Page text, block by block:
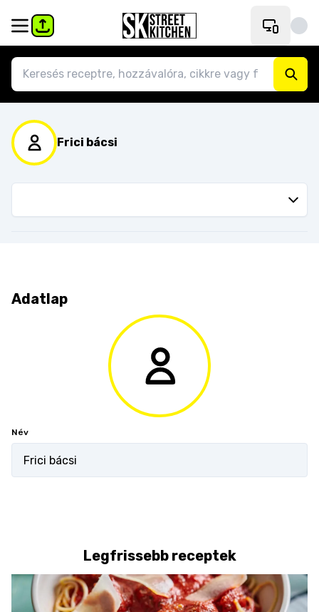
Frici bácsi
Adatlap
Név
Legfrissebb receptek